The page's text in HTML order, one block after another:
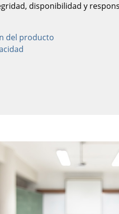
disponibilidad y
del producto